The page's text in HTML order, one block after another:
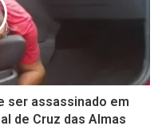
ser assassinado em
de Cruz das Almas